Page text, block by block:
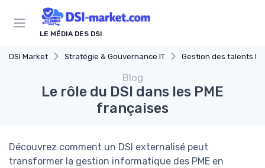
LE MÉDIA DES DSI
DSI Market Stratégie & Gouvernance IT Gestion des talents IT
Blog
Le rôle du DSI dans les PME
françaises
Découvrez comment un DSI externalisé peut
transformer la gestion informatique des PME en
Panneau de gestion des cookies